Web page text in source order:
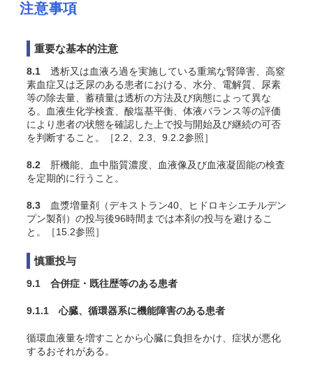
注意事項
重要な基本的注意
8.1 透析又は血液ろ過を実施している重篤な腎障害、高窒
素血症又は乏尿のある患者における、水分、電解質、尿素
等の除去量、蓄積量は透析の方法及び病態によって異な
る。血液生化学検査、酸塩基平衡、体液バランス等の評価
により患者の状態を確認した上で投与開始及び継続の可否
を判断すること。［2.2、2.3、9.2.2参照］
8.2 肝機能、血中脂質濃度、血液像及び血液凝固能の検査
を定期的に行うこと。
8.3 血漿増量剤（デキストラン40、ヒドロキシエチルデン
プン製剤）の投与後96時間までは本剤の投与を避けるこ
と。［15.2参照］
慎重投与
9.1 合併症・既往歴等のある患者
9.1.1 心臓、循環器系に機能障害のある患者
循環血液量を増すことから心臓に負担をかけ、症状が悪化
するおそれがある。